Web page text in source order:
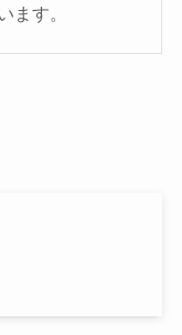
ます。